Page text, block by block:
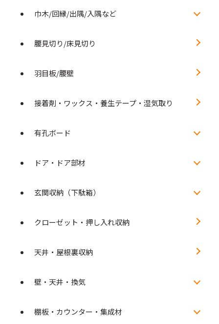
巾木/回縁/出隅/入隅など
腰見切り/床見切り
羽目板/腰壁
接着剤・ワックス・養生テープ・湿気取り
有孔ボード
ドア・ドア部材
玄関収納（下駄箱）
クローゼット・押し入れ収納
天井・屋根裏収納
壁・天井・換気
棚板・カウンター・集成材